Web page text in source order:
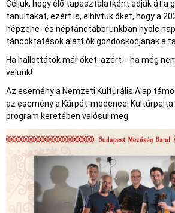
Céljuk, hogy élő tapasztalatként adják át a
tanultakat, ezért is, elhívtuk őket, hogy a
népzene- és néptánctáborunkban nyolc
táncoktatások alatt ők gondoskodjanak a
Ha hallottátok már őket: azért - ha még
velünk!
Az esemény a Nemzeti Kulturális Alap
az esemény a Kárpát-medencei
program keretében valósul meg.